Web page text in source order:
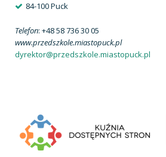
84-100 Puck
Telefon: +48 58 736 30 05
www.przedszkole.miastopuck.pl
dyrektor@przedszkole.miastopuck.pl